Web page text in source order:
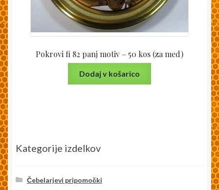
Pokrovi fi 82 panj motiv – 50 kos (za med)
Dodaj v košarico
Kategorije izdelkov
Čebelarjevi pripomočki